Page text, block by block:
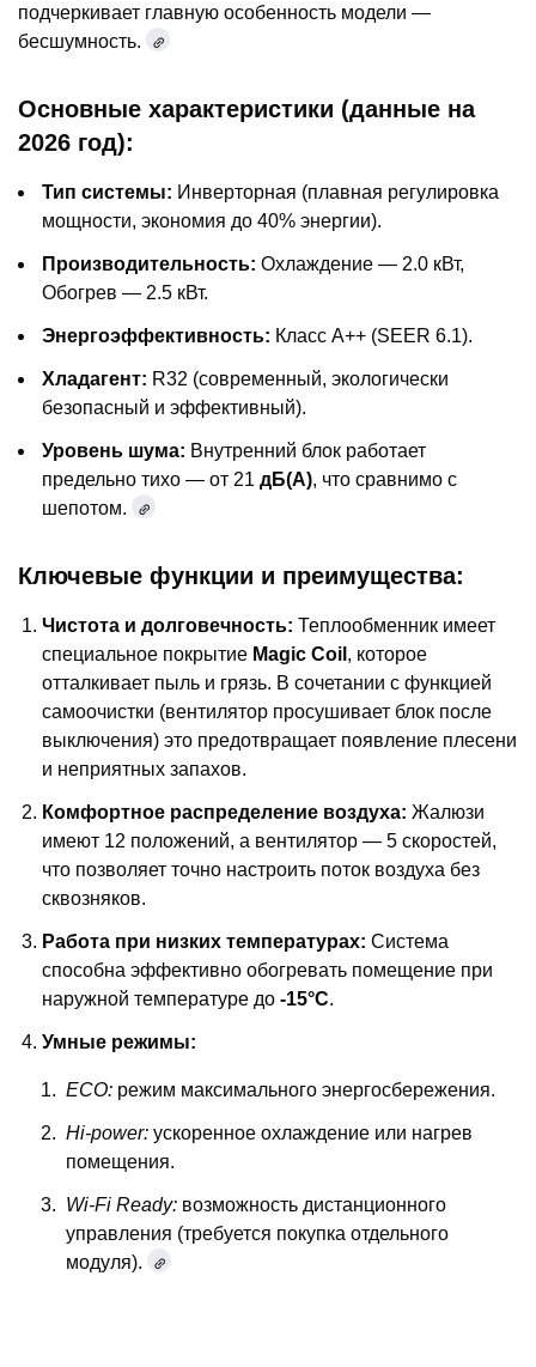
подчеркивает главную особенность модели —
бесшумность.
Основные характеристики (данные на
2026 год):
Тип системы: Инверторная (плавная регулировка
мощности, экономия до 40% энергии).
Производительность: Охлаждение — 2.0 кВт,
Обогрев — 2.5 кВт.
Энергоэффективность: Класс A++ (SEER 6.1).
Хладагент: R32 (современный, экологически
безопасный и эффективный).
Уровень шума: Внутренний блок работает
предельно тихо — от 21 дБ(А), что сравнимо с
шепотом.
Ключевые функции и преимущества:
Чистота и долговечность: Теплообменник имеет
специальное покрытие Magic Coil , которое
отталкивает пыль и грязь. В сочетании с функцией
самоочистки (вентилятор просушивает блок после
выключения) это предотвращает появление плесени
и неприятных запахов.
Комфортное распределение воздуха: Жалюзи
имеют 12 положений, а вентилятор — 5 скоростей,
что позволяет точно настроить поток воздуха без
сквозняков.
Работа при низких температурах: Система
способна эффективно обогревать помещение при
наружной температуре до -15°C.
Умные режимы:
ECO: режим максимального энергосбережения.
Hi-power: ускоренное охлаждение или нагрев
помещения.
Wi-Fi Ready: возможность дистанционного
управления (требуется покупка отдельного
модуля).